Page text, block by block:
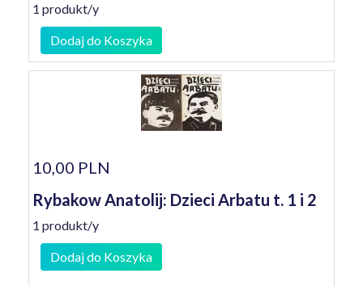
1 produkt/y
Dodaj do Koszyka
10,00 PLN
Rybakow Anatolij: Dzieci Arbatu t. 1 i 2
1 produkt/y
Dodaj do Koszyka